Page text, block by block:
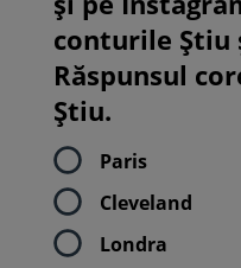
conturile Știu
Răspunsul
Știu.
Paris
Cleveland
Londra